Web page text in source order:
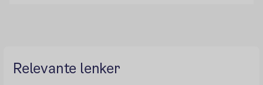
Relevante lenker